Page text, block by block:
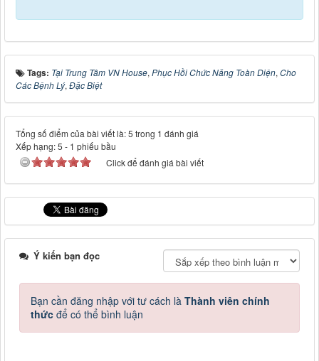
Tags: Tại Trung Tâm VN House, Phục Hồi Chức Năng Toàn Diện, Cho
Các Bệnh Lý, Đặc Biệt
Tổng số điểm của bài viết là: 5 trong 1 đánh giá
Xếp hạng:5 - 1 phiếu bầu
Click để đánh giá bài viết
Ý kiến bạn đọc
Bạn cần đăng nhập với tư cách là Thành viên chính
thức để có thể bình luận